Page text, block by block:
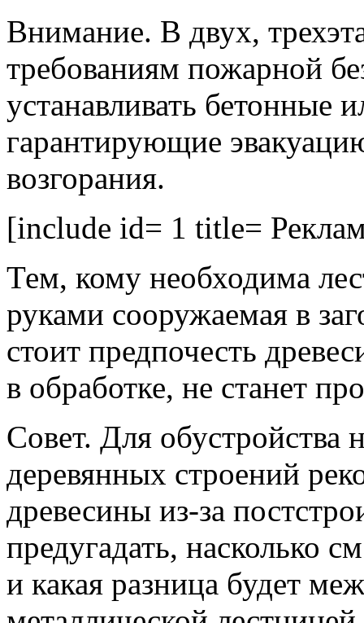
Внимание. В двух,
требованиям пожарной
устанавливать бетонные
гарантирующие
возгорания.
[include id= 1 title=
Тем, кому необходима
руками сооружаемая в
стоит предпочесть
в обработке, не станет
Совет. Для
деревянных строений
древесины из-за
предугадать, насколько
и какая разница будет